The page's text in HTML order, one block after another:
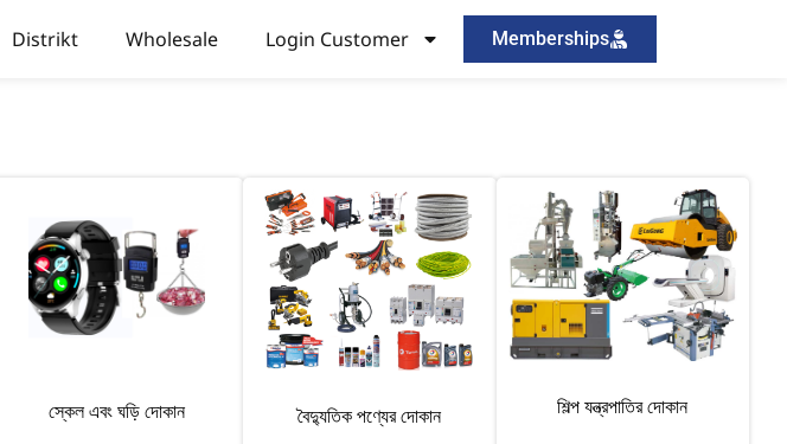
Distrikt Wholesale Login Customer Memberships
স্কেল এবং ঘড়ি দোকান বৈদ্যুতিক পণ্যের দোকান শিল্প যন্ত্রপাতির দোকান